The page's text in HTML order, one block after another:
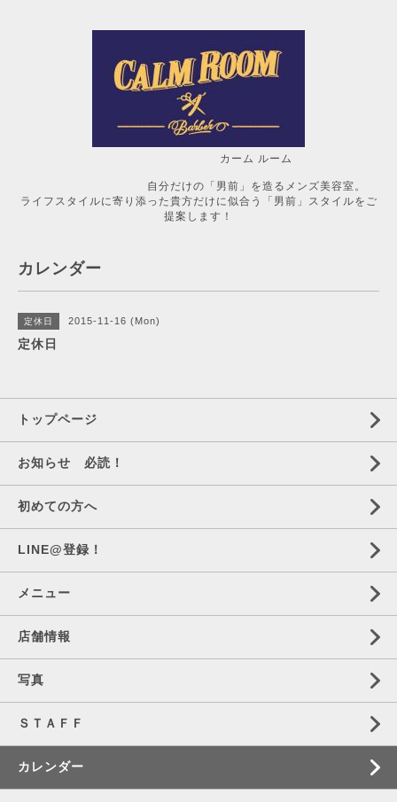
カーム ルーム
自分だけの「男前」を造るメンズ美容室。
ライフスタイルに寄り添った貴方だけに似合う「男前」スタイルをご
提案します！
カレンダー
定休日 2015-11-16 (Mon)
定休日
トップページ
お知らせ 必読！
初めての方へ
LINE@登録！
メニュー
店舗情報
写真
ＳＴＡＦＦ
カレンダー